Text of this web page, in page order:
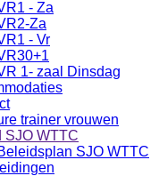
- Za
Za
- Vr
1- zaal Dinsdag
trainer vrouwen
SJO WTTC
SJO WTTC